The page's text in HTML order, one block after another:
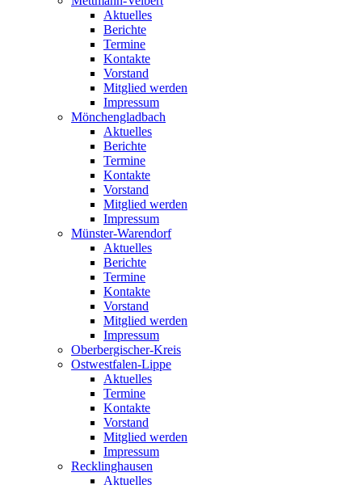
Aktuelles
Berichte
Termine
Kontakte
Vorstand
Mitglied werden
Impressum
Mönchengladbach
Aktuelles
Berichte
Termine
Kontakte
Vorstand
Mitglied werden
Impressum
Münster-Warendorf
Aktuelles
Berichte
Termine
Kontakte
Vorstand
Mitglied werden
Impressum
Oberbergischer-Kreis
Ostwestfalen-Lippe
Aktuelles
Termine
Kontakte
Vorstand
Mitglied werden
Impressum
Recklinghausen
Aktuelles